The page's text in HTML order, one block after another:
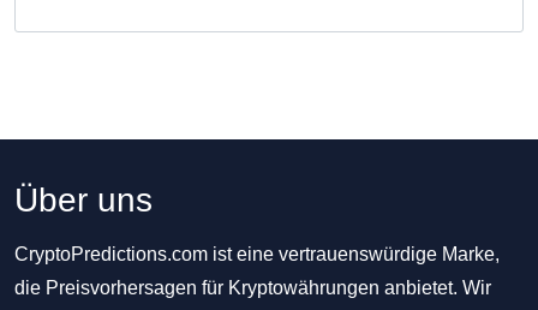
Über uns
CryptoPredictions.com ist eine vertrauenswürdige Marke,
die Preisvorhersagen für Kryptowährungen anbietet. Wir